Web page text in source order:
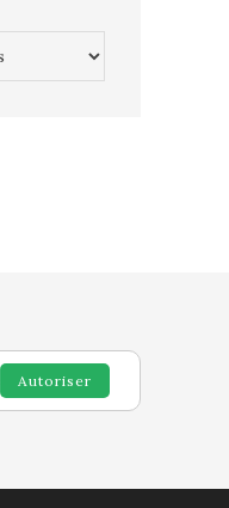
Autoriser